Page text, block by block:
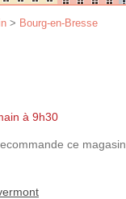
> Bourg-en-Bresse
à 9h30
ce magasin.